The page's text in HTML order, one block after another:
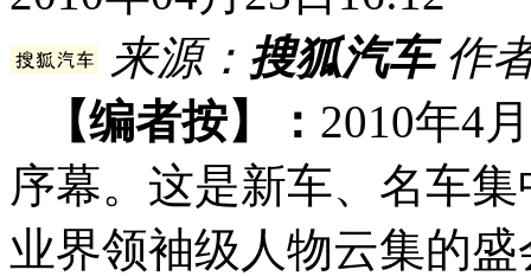
来源： 搜狐汽车作
【编者按】： 2010年4月
序幕。这是新车、名车
业界领袖级人物云集的